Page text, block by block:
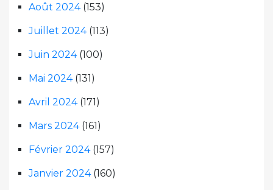
Août 2024(153)
Juillet 2024(113)
Juin 2024(100)
Mai 2024(131)
Avril 2024(171)
Mars 2024(161)
Février 2024(157)
Janvier 2024(160)